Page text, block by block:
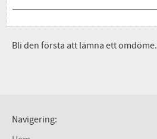
Bli den första att lämna ett omdöme.
Navigering: